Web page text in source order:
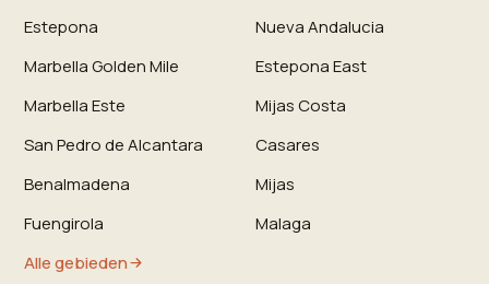
Estepona
Nueva Andalucia
Marbella Golden Mile
Estepona East
Marbella Este
Mijas Costa
San Pedro de Alcantara
Casares
Benalmadena
Mijas
Fuengirola
Malaga
Alle gebieden